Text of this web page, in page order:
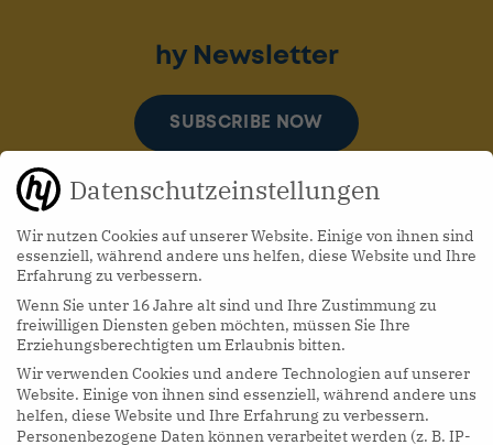
hy Podcasts
LISTEN NOW
hy Newsletter
SUBSCRIBE NOW
Datenschutzeinstellungen
Wir nutzen Cookies auf unserer Website. Einige von ihnen sind
essenziell, während andere uns helfen, diese Website und Ihre
Erfahrung zu verbessern.
Wenn Sie unter 16 Jahre alt sind und Ihre Zustimmung zu
freiwilligen Diensten geben möchten, müssen Sie Ihre
Erziehungsberechtigten um Erlaubnis bitten.
Wir verwenden Cookies und andere Technologien auf unserer
Website. Einige von ihnen sind essenziell, während andere uns
helfen, diese Website und Ihre Erfahrung zu verbessern.
Personenbezogene Daten können verarbeitet werden (z. B. IP-